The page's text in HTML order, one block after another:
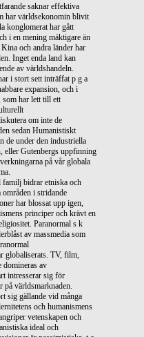
saknar effektiva
har världsekonomin blivit
konglomerat har gått
i en mening mäktigare än
och andra länder har
Inget enda land kan
av världshandeln.
i stort sett inträffat p g a
expansion, och i
har lett till ett
om inte de
sedan Humanistiskt
de under den industriella
eller Gutenbergs uppfinning
på vår globala
bidrar etniska och
i stridande
har blossat upp igen,
principer och krävt en
Paranormal s k
av massmedia som
globaliserats. TV, film,
av
intresserar sig för
på världsmarknaden.
sig gällande vid många
och humanismens
vetenskapen och
ideal och